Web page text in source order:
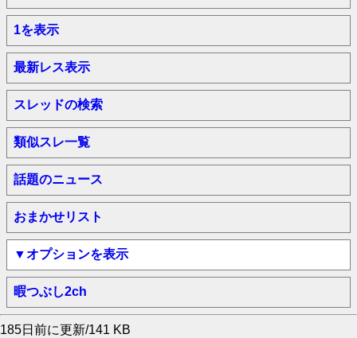
1を表示
最新レス表示
スレッドの検索
類似スレ一覧
話題のニュース
おまかせリスト
▼オプションを表示
暇つぶし2ch
185日前に更新/141 KB